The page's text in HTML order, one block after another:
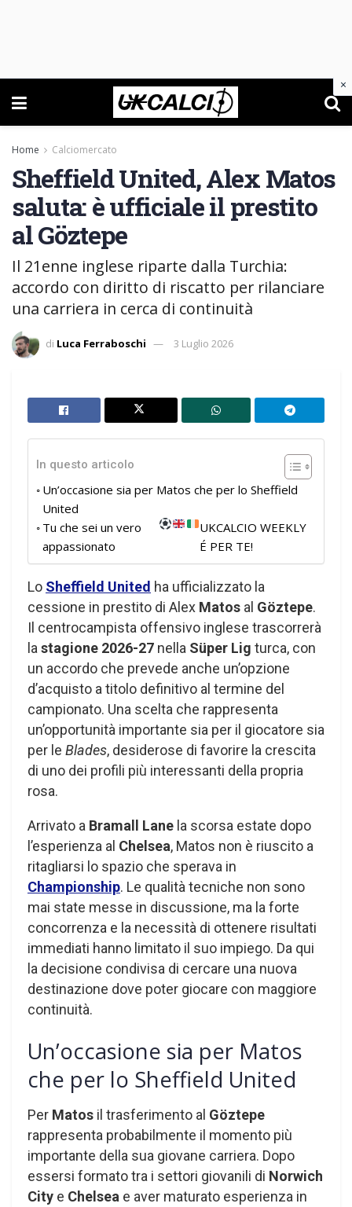
Home Calciomercato
Sheffield United, Alex Matos
saluta: è ufficiale il prestito
al Göztepe
Il 21enne inglese riparte dalla Turchia:
accordo con diritto di riscatto per rilanciare
una carriera in cerca di continuità
di Luca Ferraboschi 3 Luglio 2026
In questo articolo
Un’occasione sia per Matos che per lo Sheffield
United
Tu che sei un vero
appassionato
UKCALCIO WEEKLY
É PER TE!
Lo Sheffield United ha ufficializzato la
cessione in prestito di Alex Matos al Göztepe.
Il centrocampista offensivo inglese trascorrerà
la stagione 2026-27 nella Süper Lig turca, con
un accordo che prevede anche un’opzione
d’acquisto a titolo definitivo al termine del
campionato. Una scelta che rappresenta
un’opportunità importante sia per il giocatore sia
per le Blades, desiderose di favorire la crescita
di uno dei profili più interessanti della propria
rosa.
Arrivato a Bramall Lane la scorsa estate dopo
l’esperienza al Chelsea, Matos non è riuscito a
ritagliarsi lo spazio che sperava in
Championship. Le qualità tecniche non sono
mai state messe in discussione, ma la forte
concorrenza e la necessità di ottenere risultati
immediati hanno limitato il suo impiego. Da qui
la decisione condivisa di cercare una nuova
destinazione dove poter giocare con maggiore
continuità.
Un’occasione sia per Matos
che per lo Sheffield United
Per Matos il trasferimento al Göztepe
rappresenta probabilmente il momento più
importante della sua giovane carriera. Dopo
essersi formato tra i settori giovanili di Norwich
City e Chelsea e aver maturato esperienza in
×